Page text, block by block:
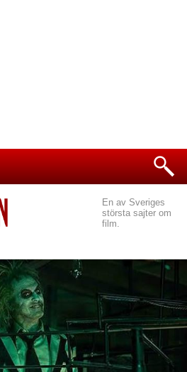
En av Sveriges
största sajter om
film.